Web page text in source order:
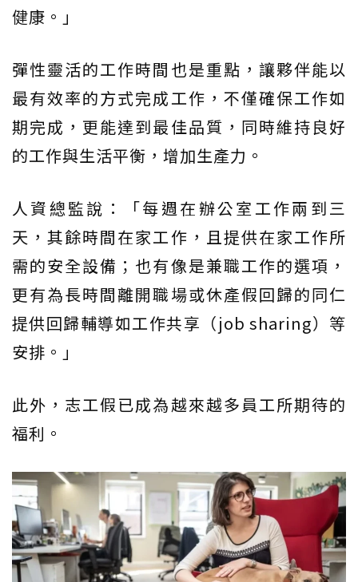
健康。」
彈性靈活的工作時間也是重點，讓夥伴能以
最有效率的方式完成工作，不僅確保工作如
期完成，更能達到最佳品質，同時維持良好
的工作與生活平衡，增加生產力。
人資總監說：「每週在辦公室工作兩到三
天，其餘時間在家工作，且提供在家工作所
需的安全設備；也有像是兼職工作的選項，
更有為長時間離開職場或休產假回歸的同仁
提供回歸輔導如工作共享（job sharing）等
安排。」
此外，志工假已成為越來越多員工所期待的
福利。